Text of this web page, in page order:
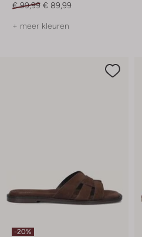
€ 99,99 € 89,99
+ meer kleuren
-20%